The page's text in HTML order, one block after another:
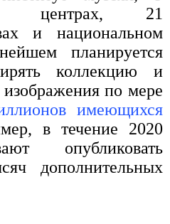
центрах, 21
и национальном
планируется
коллекцию и
по мере
имеющихся
в течение 2020
опубликовать
дополнительных